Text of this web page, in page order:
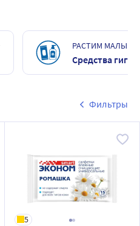
РАСТИМ МАЛЫША
Средства
Фильтры
5